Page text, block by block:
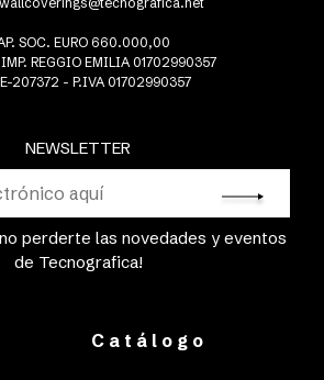
NEWSLETTER
perderte las novedades y eventos
de Tecnografica!
SOC. EURO 660.000,00
IMP. REGGIO EMILIA 01702990357
207372 - P.IVA 01702990357
Catálogo